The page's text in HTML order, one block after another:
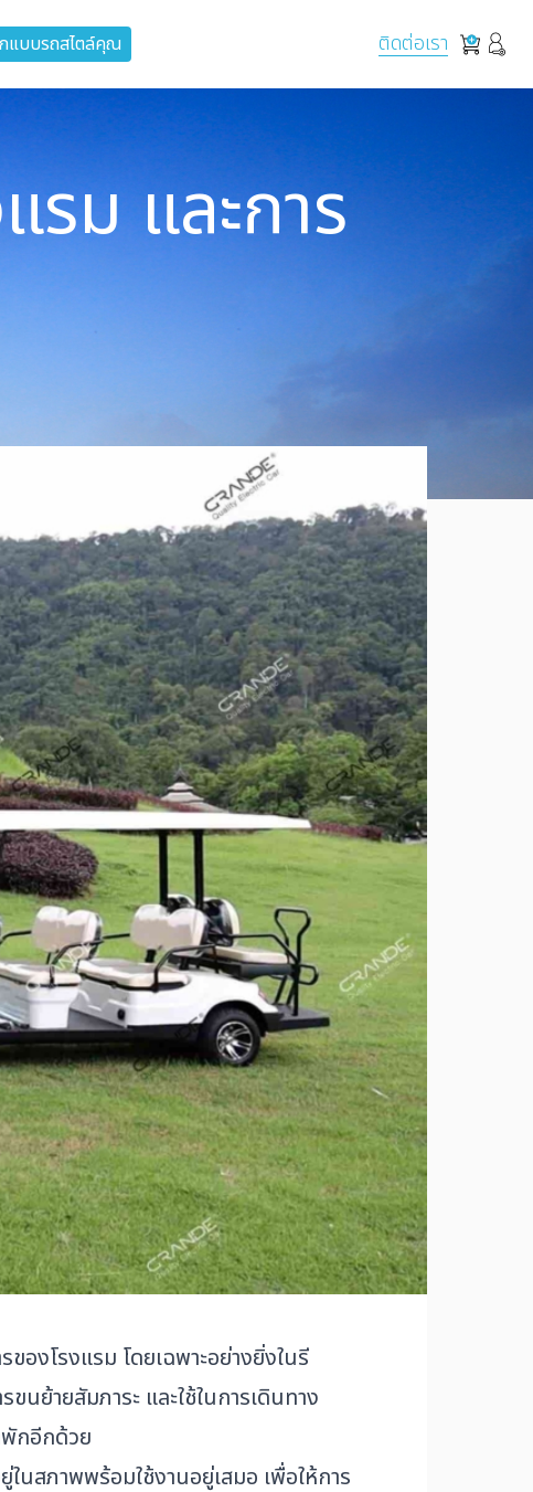
แบบรถสไตล์คุณ ติดต่อเรา
รม และการ
องโรงแรม โดยเฉพาะอย่างยิ่งในรี
นย้ายสัมภาระ และใช้ในการเดินทาง
พักอีกด้วย
สภาพพร้อมใช้งานอยู่เสมอ เพื่อให้การ